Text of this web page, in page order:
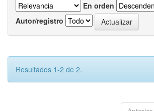
En orden
Autor/registro
Resultados 1-2 de 2.